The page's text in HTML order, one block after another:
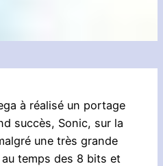
à réalisé un portage
succès, Sonic, sur la
une très grande
temps des 8 bits et